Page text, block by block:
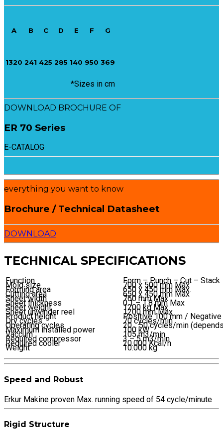
A B C D E F G
1320 241 425 285 140 950 369
*Sizes in cm
DOWNLOAD BROCHURE OF
ER 70 Series
E-CATALOG
everything you want to know
Brochure / Technical Datasheet
DOWNLOAD
TECHNICAL SPECIFICATIONS
Function Form – Punch – Cut – Stack
Mold size 700 x 500 mm Max
Forming area 650 x 450 mm Max.
Cutting area 650 x 450 mm Max
Sheet width 760 mm Max
Sheet thickness 0.1 – 1.8 mm Max
Sheet weight 1200 kg Max
Sheet unwinder reel 1200 mm Max
Product height Positive 100 mm / Negative
Dry cycles 70 cycles/min
Operating cycles 20 .. 50 cycles/min
Maximum installed power 100 kW
Vaccum 105 m3/min
Required compressor 3 – 5 m3/min
Required cooler 20.000 Kcal/h
Weight 10.000 kg
Speed and Robust
Erkur Makine proven Max. running speed of 54 cycle/minute
Rigid Structure